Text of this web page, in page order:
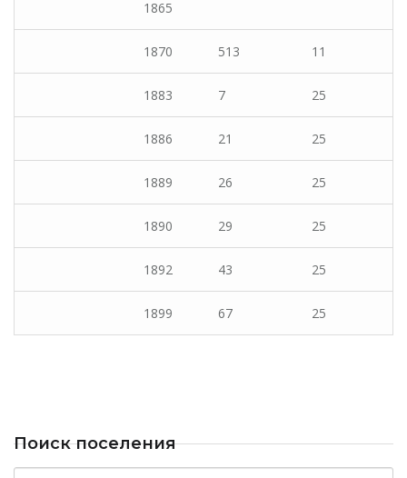
1865
1870 513 11
1883 7 25
1886 21 25
1889 26 25
1890 29 25
1892 43 25
1899 67 25
Поиск поселения